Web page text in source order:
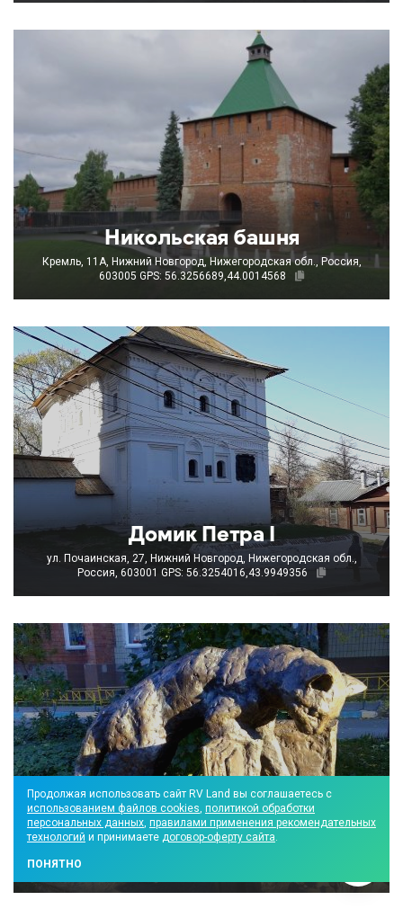
Никольская башня
Кремль, 11А, Нижний Новгород, Нижегородская обл., Россия,
603005 GPS: 56.3256689,44.0014568
Домик Петра I
ул. Почаинская, 27, Нижний Новгород, Нижегородская обл.,
Россия, 603001 GPS: 56.3254016,43.9949356
Воробьишка Пудик
Россия, 603000
Продолжая использовать сайт RV Land вы соглашаетесь с
использованием файлов cookies, политикой обработки
персональных данных, правилами применения рекомендательных
технологий и принимаете договор-оферту сайта.
ПОНЯТНО